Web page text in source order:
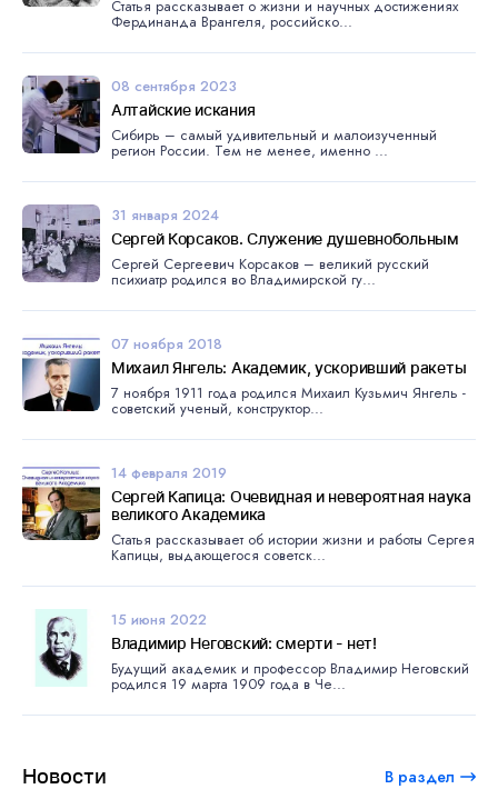
Новости В раздел
Статья рассказывает о жизни и научных достижениях
Фердинанда Врангеля, российско...
08 сентября 2023
Алтайские искания
Сибирь – самый удивительный и малоизученный
регион России. Тем не менее, именно ...
31 января 2024
Сергей Корсаков. Служение душевнобольным
Сергей Сергеевич Корсаков – великий русский
психиатр родился во Владимирской гу...
07 ноября 2018
Михаил Янгель: Академик, ускоривший ракеты
7 ноября 1911 года родился Михаил Кузьмич Янгель -
советский ученый, конструктор...
14 февраля 2019
Сергей Капица: Очевидная и невероятная наука
великого Академика
Статья рассказывает об истории жизни и работы Сергея
Капицы, выдающегося советск...
15 июня 2022
Владимир Неговский: смерти - нет!
Будущий академик и профессор Владимир Неговский
родился 19 марта 1909 года в Че...